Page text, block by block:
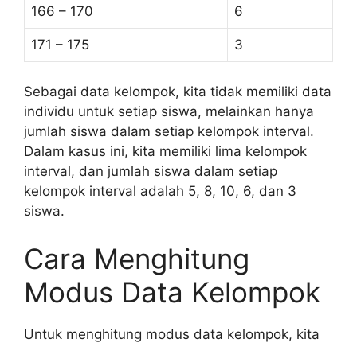
166 – 170 6
171 – 175 3
Sebagai data kelompok, kita tidak memiliki data
individu untuk setiap siswa, melainkan hanya
jumlah siswa dalam setiap kelompok interval.
Dalam kasus ini, kita memiliki lima kelompok
interval, dan jumlah siswa dalam setiap
kelompok interval adalah 5, 8, 10, 6, dan 3
siswa.
Cara Menghitung
Modus Data Kelompok
Untuk menghitung modus data kelompok, kita